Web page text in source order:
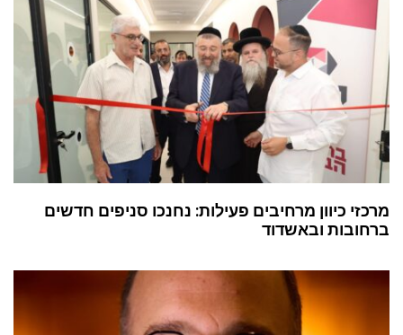
מרכזי כיוון מרחיבים פעילות: נחנכו סניפים חדשים
ברחובות ובאשדוד